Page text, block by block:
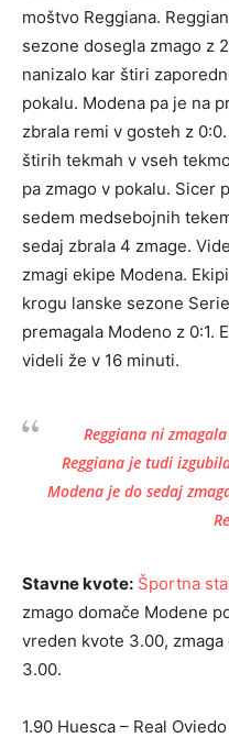
moštvo Reggiana.
sezone dosegla zmago z
nanizalo kar štiri
pokalu. Modena pa je na
zbrala remi v gosteh z
štirih tekmah v vseh
pa zmago v pokalu. Sicer
sedem medsebojnih
sedaj zbrala 4 zmage.
zmagi ekipe Modena.
krogu lanske sezone
premagala Modeno z 0:1.
videli že v 16 minuti.
Reggiana ni
Reggiana je tudi
Modena je do sedaj
Stavne kvote: Športna
zmago domače Modene
vreden kvote 3.00,
3.00.
1.90 Huesca – Real Oviedo